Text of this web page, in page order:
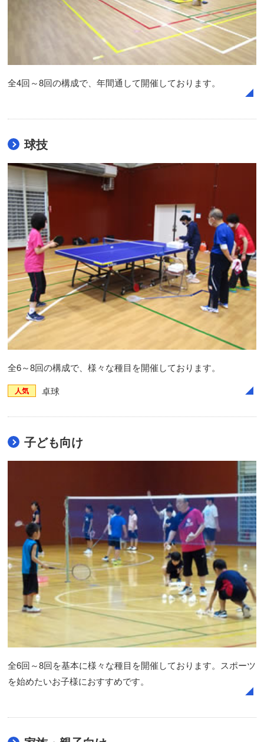
全4回～8回の構成で、年間通して開催しております。
球技
全6～8回の構成で、様々な種目を開催しております。
人気 卓球
子ども向け
全6回～8回を基本に様々な種目を開催しております。スポーツ
を始めたいお子様におすすめです。